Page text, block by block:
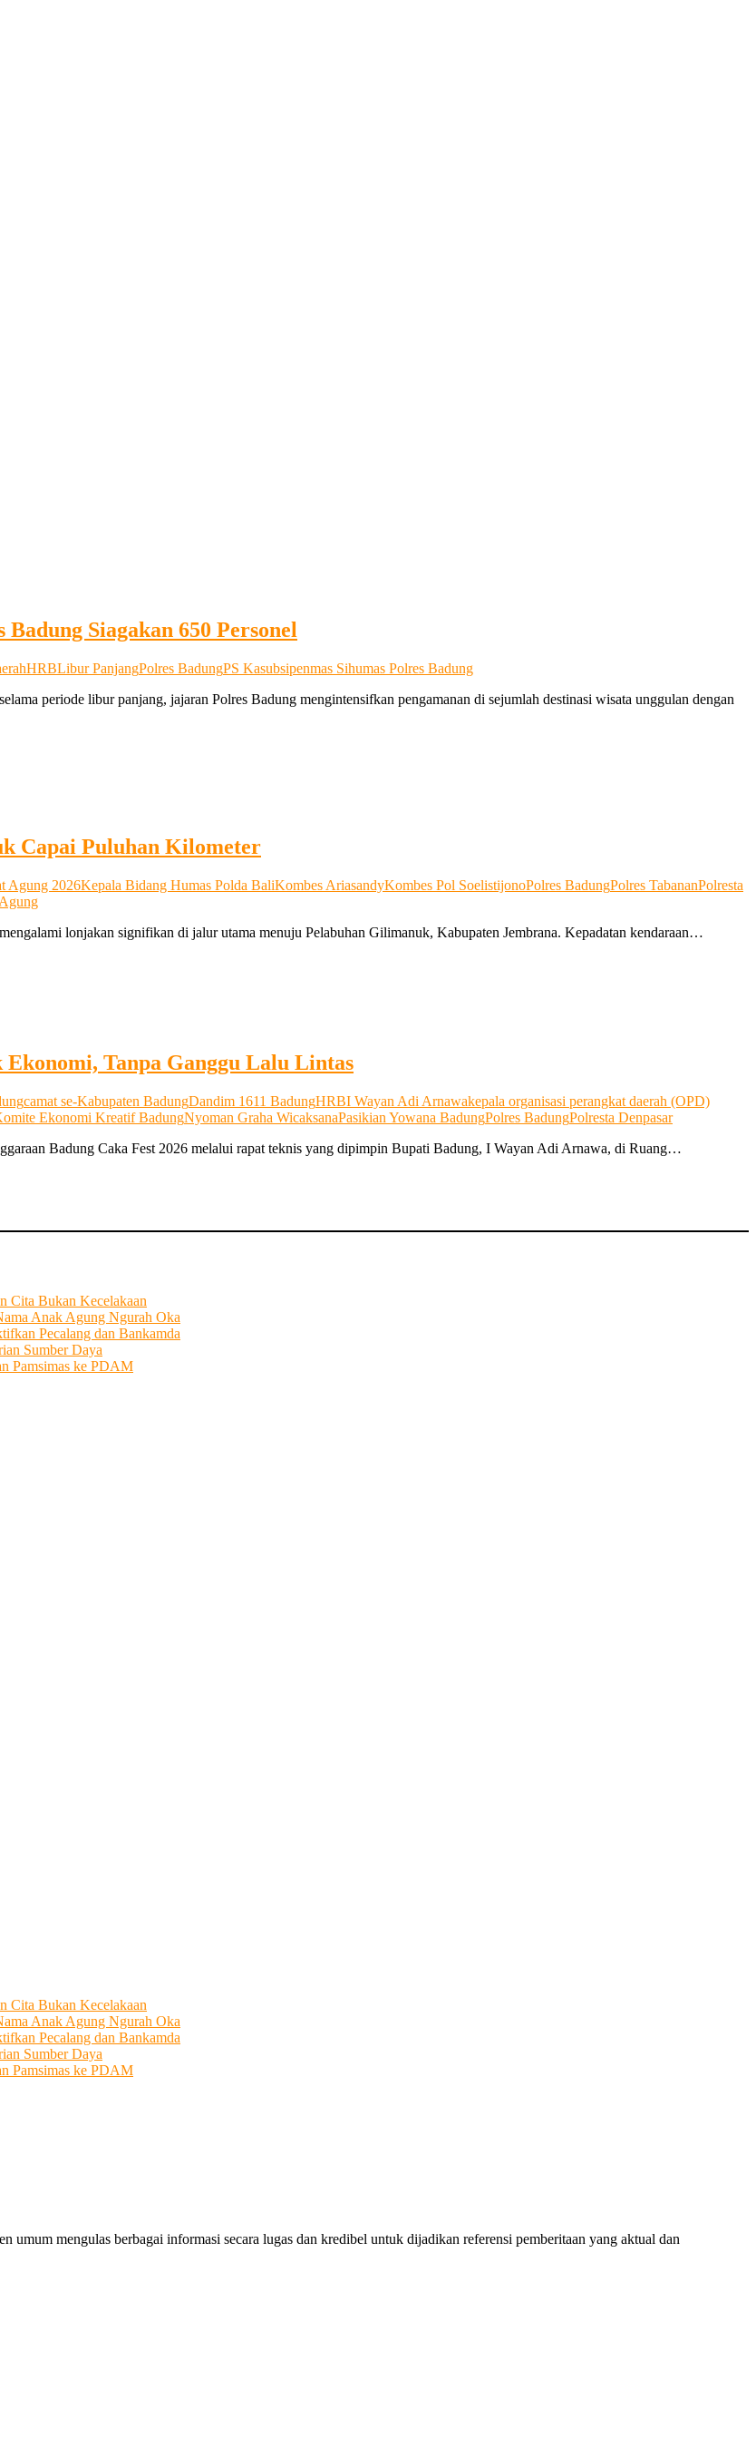
Siagakan 650 Personel
HRBLibur PanjangPolres BadungPS Kasubsipenmas Sihumas Polres Badung
periode libur panjang, jajaran Polres Badung mengintensifkan pengamanan di sejumlah destinasi wisata unggulan dengan
Capai Puluhan Kilometer
Agung 2026Kepala Bidang Humas Polda BaliKombes AriasandyKombes Pol SoelistijonoPolres BadungPolres TabananPolresta
lonjakan signifikan di jalur utama menuju Pelabuhan Gilimanuk, Kabupaten Jembrana. Kepadatan kendaraan…
Tanpa Ganggu Lalu Lintas
camat se-Kabupaten BadungDandim 1611 BadungHRBI Wayan Adi Arnawakepala organisasi perangkat daerah (OPD)
Ekonomi Kreatif BadungNyoman Graha WicaksanaPasikian Yowana BadungPolres BadungPolresta Denpasar
Badung Caka Fest 2026 melalui rapat teknis yang dipimpin Bupati Badung, I Wayan Adi Arnawa, di Ruang…
Cita Bukan Kecelakaan
Anak Agung Ngurah Oka
Pecalang dan Bankamda
Sumber Daya
Pamsimas ke PDAM
Cita Bukan Kecelakaan
Anak Agung Ngurah Oka
Pecalang dan Bankamda
Sumber Daya
Pamsimas ke PDAM
umum mengulas berbagai informasi secara lugas dan kredibel untuk dijadikan referensi pemberitaan yang aktual dan